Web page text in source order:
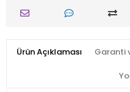
Ürün Açıklaması Garanti